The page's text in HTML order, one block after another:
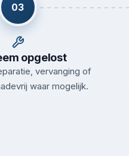
03
opgelost
vervanging of
waar mogelijk.